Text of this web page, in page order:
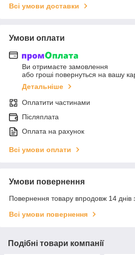
Всі умови доставки
Умови оплати
Ви отримаєте замовлення
або гроші повернуться на вашу
Детальніше
Оплатити частинами
Післяплата
Оплата на рахунок
Всі умови оплати
Умови повернення
Повернення товару впродовж 14 днів
Всі умови повернення
Подібні товари компанії